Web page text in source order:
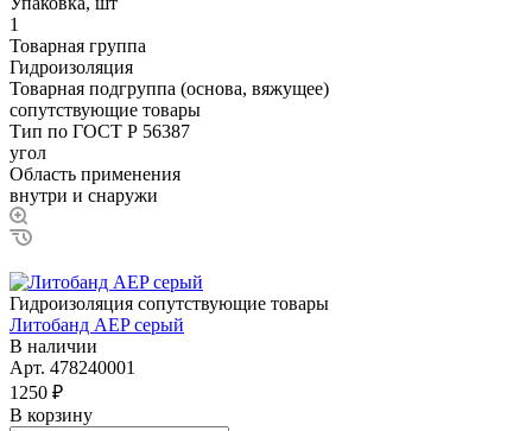
1
Товарная группа
Гидроизоляция
Товарная подгруппа (основа, вяжущее)
сопутствующие товары
Тип по ГОСТ Р 56387
угол
Область применения
внутри и снаружи
Гидроизоляция сопутствующие товары
Литобанд AEP серый
В наличии
Арт. 478240001
1250 ₽
В корзину